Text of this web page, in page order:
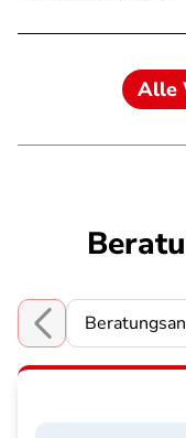
Alle
Choose a section